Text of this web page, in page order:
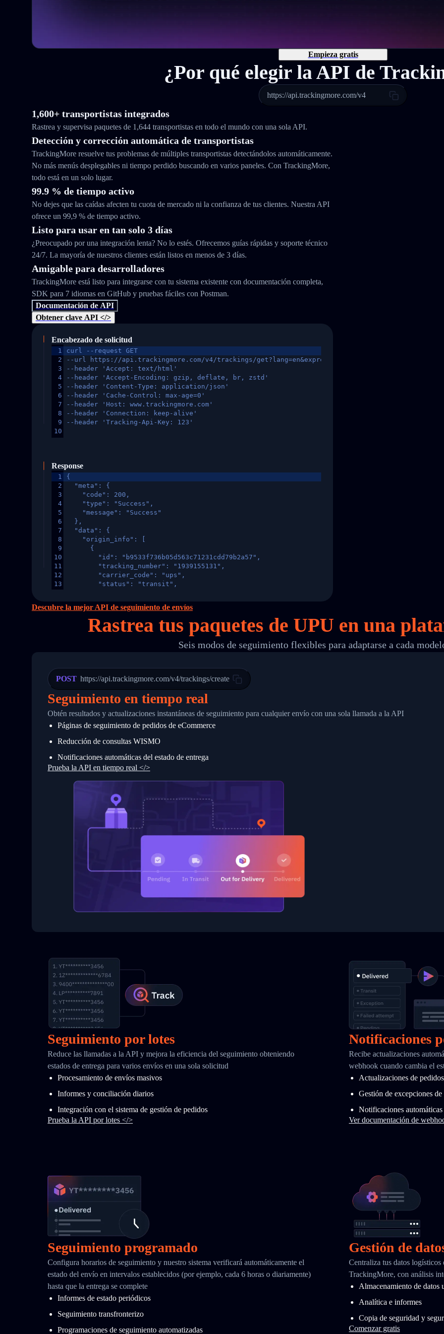
Empieza gratis
¿Por qué elegir la API de
https://api.trackingmore.com/v4
1,600+ transportistas integrados
Rastrea y supervisa paquetes de 1,644 transportistas en todo el mundo con una sola API.
Detección y corrección automática de transportistas
TrackingMore resuelve tus problemas de múltiples transportistas detectándolos automáticamente.
No más menús desplegables ni tiempo perdido buscando en varios paneles. Con TrackingMore,
todo está en un solo lugar.
99.9 % de tiempo activo
No dejes que las caídas afecten tu cuota de mercado ni la confianza de tus clientes. Nuestra API
ofrece un 99,9 % de tiempo activo.
Listo para usar en tan solo 3 días
¿Preocupado por una integración lenta? No lo estés. Ofrecemos guías rápidas y soporte técnico
24/7. La mayoría de nuestros clientes están listos en menos de 3 días.
Amigable para desarrolladores
TrackingMore está listo para integrarse con tu sistema existente con documentación completa,
SDK para 7 idiomas en GitHub y pruebas fáciles con Postman.
Documentación de API
Obtener clave API </>
Encabezado de solicitud
1
2
3
4
5
6
7
8
9
10
curl --request GET
--url https://api.trackingmore.com/v4/trackings/get?lang=en&express=ups&tracknumber=1939155131
--header 'Accept: text/html'
--header 'Accept-Encoding: gzip, deflate, br, zstd'
--header 'Content-Type: application/json'
--header 'Cache-Control: max-age=0'
--header 'Host: www.trackingmore.com'
--header 'Connection: keep-alive'
--header 'Tracking-Api-Key: 123'
Response
1
2
3
4
5
6
7
8
9
10
11
12
13
16
24
25
26
27
28
29
31
32
34
{
  "meta": {
    "code": 200,
    "type": "Success",
    "message": "Success"
  },
  "data": {
    "origin_info": [
      {
        "id": "b9533f736b05d563c71231cdd79b2a57",
        "tracking_number": "1939155131",
        "carrier_code": "ups",
        "status": "transit",
        "itemTimeLength": 2,
        "weblink": "",
        "phone": null,
"Details": "Departed Facility in HONG KONG-HONG KONG, HONG KONG-HONG KONG,2017-03-
          },
          {
            "Date": "2017-03-06 15:28:00",
            "StatusDescription": "Shipment picked up",
            "Details": "BEIJING-CHINA,PEOPLES REPUBLIC"
          }
      }
    ]
}
Descubre la mejor API de seguimiento de envíos
Rastrea tus paquetes de UPU en una
Seis modos de seguimiento flexibles para adaptarse a cada
POST https://api.trackingmore.com/v4/trackings/create
Seguimiento en tiempo real
Obtén resultados y actualizaciones instantáneas de seguimiento para cualquier envío con una sola llamada a la API
Páginas de seguimiento de pedidos de eCommerce
Reducción de consultas WISMO
Notificaciones automáticas del estado de entrega
Prueba la API en tiempo real </>
Seguimiento por lotes
Reduce las llamadas a la API y mejora la eficiencia del seguimiento obteniendo
estados de entrega para varios envíos en una sola solicitud
Procesamiento de envíos masivos
Informes y conciliación diarios
Integración con el sistema de gestión de pedidos
Prueba la API por lotes </>
Notificaciones
Recibe actualizaciones
webhook cuando cambia el
Actualizaciones de
Gestión de excepciones de
Notificaciones
Ver documentación de
Seguimiento programado
Configura horarios de seguimiento y nuestro sistema verificará automáticamente el
estado del envío en intervalos establecidos (por ejemplo, cada 6 horas o diariamente)
hasta que la entrega se complete
Informes de estado periódicos
Seguimiento transfronterizo
Programaciones de seguimiento automatizadas
Gestión de
Centraliza tus datos logísticos
TrackingMore, con análisis
Almacenamiento de datos
Analítica e informes
Copia de seguridad y
Comenzar gratis